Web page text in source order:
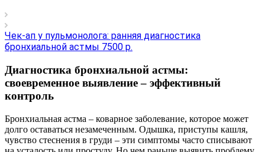
Чек-ап у пульмонолога: ранняя диагностика
бронхиальной астмы 7500 р.
Диагностика бронхиальной астмы:
своевременное выявление – эффективный
контроль
Бронхиальная астма – коварное заболевание, которое может
долго оставаться незамеченным. Одышка, приступы кашля,
чувство стеснения в груди – эти симптомы часто списывают